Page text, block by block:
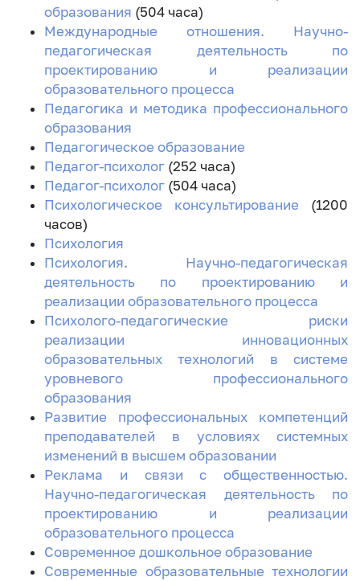
образования (504 часа)
Международные отношения. Научно-
педагогическая деятельность по
проектированию и реализации
образовательного процесса
Педагогика и методика профессионального
образования
Педагогическое образование
Педагог-психолог(252 часа)
Педагог-психолог(504 часа)
Психологическое консультирование (1200
часов)
Психология
Психология. Научно-педагогическая
деятельность по проектированию и
реализации образовательного процесса
Психолого-педагогические риски
реализации инновационных
образовательных технологий в системе
уровневого профессионального
образования
Развитие профессиональных компетенций
преподавателей в условиях системных
изменений в высшем образовании
Реклама и связи с общественностью.
Научно-педагогическая деятельность по
проектированию и реализации
образовательного процесса
Современное дошкольное образование
Современные образовательные технологии